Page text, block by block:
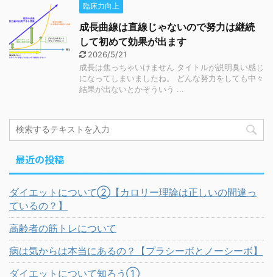
臨床力向上
成長曲線は直線じゃないので努力は継続
して初めて効果が出ます
2026/5/21
成長は焦っちゃいけません タイトルが説明臭い感じ
になってしまいましたね。 どんな努力をしても中々
結果が出ないとかそういう ...
最近の投稿
ダイエットについて②【カロリー理論は正しいの間違っ
ているの？】
高齢者の筋トレについて
病は気からは本当にあるの？【プラシーボとノーシーボ】
ダイエットについて知ろう①